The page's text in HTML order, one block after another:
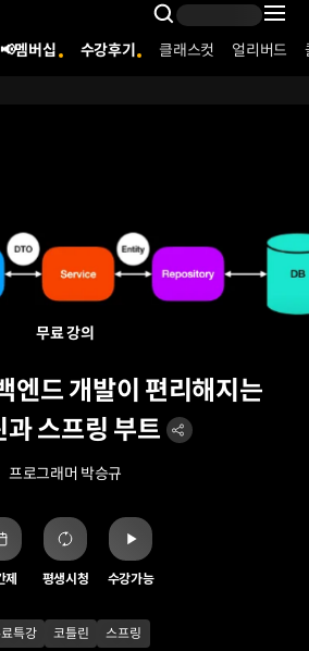
Search
📢멤버십 수강후기 클래스컷 얼리버드
엔드 개발이 편리해지는
과 스프링 부트
프로그래머 박승규
무료 강의
제 평생시청 수강가능
특강 코틀린 스프링